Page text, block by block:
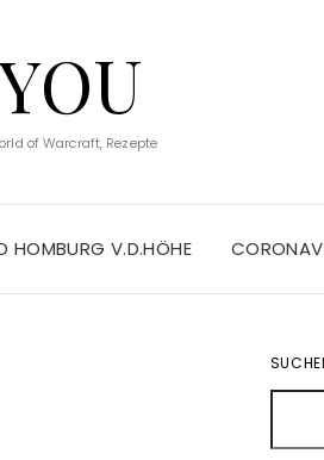
of Warcraft, Rezepte
HOMBURG V.D.HÖHE